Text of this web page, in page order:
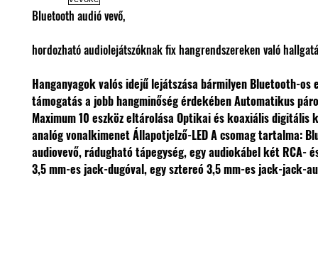
Bluetooth audió vevő,
hordozható audiolejátszóknak fix hangrendszereken való
Hanganyagok valós idejű lejátszása bármilyen Bluetooth-os
támogatás a jobb hangminőség érdekébenAutomatikus
Maximum 10 eszköz eltárolása Optikai és koaxiális digitális
analóg vonalkimenetÁllapotjelző-LEDA csomag tartalma:
audiovevő, rádugható tápegység, egy audiokábel két RCA-
3,5 mm-es jack-dugóval, egy sztereó 3,5 mm-es jack-jack-